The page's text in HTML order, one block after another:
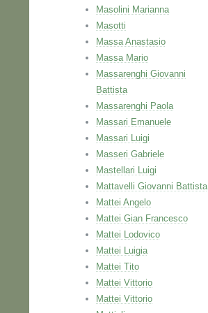
Masolini Marianna
Masotti
Massa Anastasio
Massa Mario
Massarenghi Giovanni
Battista
Massarenghi Paola
Massari Emanuele
Massari Luigi
Masseri Gabriele
Mastellari Luigi
Mattavelli Giovanni Battista
Mattei Angelo
Mattei Gian Francesco
Mattei Lodovico
Mattei Luigia
Mattei Tito
Mattei Vittorio
Mattei Vittorio